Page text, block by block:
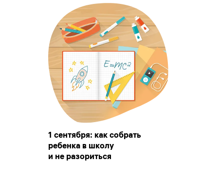
1 сентября: как собрать
ребенка в школу
и не разориться